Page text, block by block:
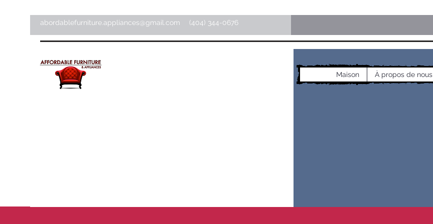
abordablefurniture.appliances@gmail.com (404) 344-0676
Maison À propos de nous